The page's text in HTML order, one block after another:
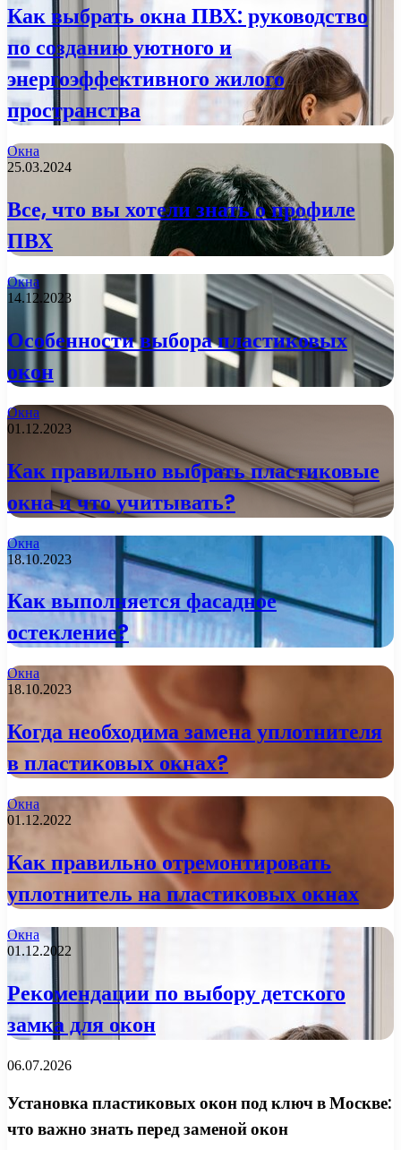
Как выбрать окна ПВХ: руководство
по созданию уютного и
энергоэффективного жилого
пространства
Окна
25.03.2024
Все, что вы хотели знать о профиле
ПВХ
Окна
14.12.2023
Особенности выбора пластиковых
окон
Окна
01.12.2023
Как правильно выбрать пластиковые
окна и что учитывать?
Окна
18.10.2023
Как выполняется фасадное
остекление?
Окна
18.10.2023
Когда необходима замена уплотнителя
в пластиковых окнах?
Окна
01.12.2022
Как правильно отремонтировать
уплотнитель на пластиковых окнах
Окна
01.12.2022
Рекомендации по выбору детского
замка для окон
06.07.2026
Установка пластиковых окон под ключ в Москве:
что важно знать перед заменой окон